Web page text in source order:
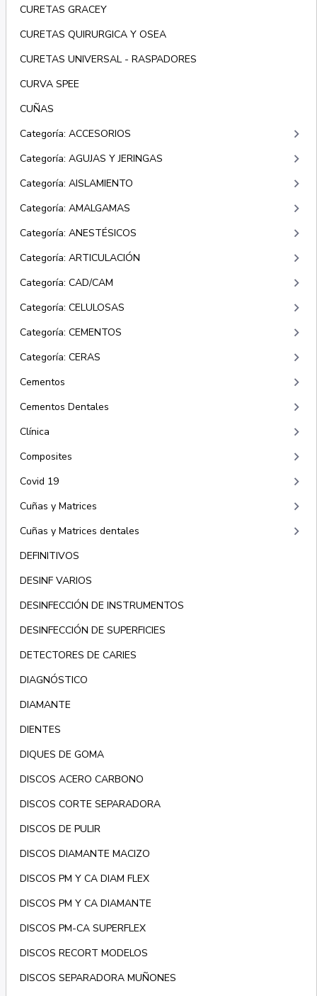
CURETAS GRACEY
CURETAS QUIRURGICA Y OSEA
CURETAS UNIVERSAL - RASPADORES
CURVA SPEE
CUÑAS
Categoría: ACCESORIOS
keyboard_arrow_right
Categoría: AGUJAS Y JERINGAS keyboard_arrow_right
Categoría: AISLAMIENTO keyboard_arrow_right
Categoría: AMALGAMAS keyboard_arrow_right
Categoría: ANESTÉSICOS keyboard_arrow_right
Categoría: ARTICULACIÓN keyboard_arrow_right
Categoría: CAD/CAM keyboard_arrow_right
Categoría: CELULOSAS keyboard_arrow_right
Categoría: CEMENTOS keyboard_arrow_right
Categoría: CERAS keyboard_arrow_right
Cementos keyboard_arrow_right
Cementos Dentales keyboard_arrow_right
Clínica keyboard_arrow_right
Composites keyboard_arrow_right
Covid 19 keyboard_arrow_right
Cuñas y Matrices keyboard_arrow_right
Cuñas y Matrices dentales keyboard_arrow_right
DEFINITIVOS
DESINF VARIOS
DESINFECCIÓN DE INSTRUMENTOS
DESINFECCIÓN DE SUPERFICIES
DETECTORES DE CARIES
DIAGNÓSTICO
DIAMANTE
DIENTES
DIQUES DE GOMA
DISCOS ACERO CARBONO
DISCOS CORTE SEPARADORA
DISCOS DE PULIR
DISCOS DIAMANTE MACIZO
DISCOS PM Y CA DIAM FLEX
DISCOS PM Y CA DIAMANTE
DISCOS PM-CA SUPERFLEX
DISCOS RECORT MODELOS
DISCOS SEPARADORA MUÑONES